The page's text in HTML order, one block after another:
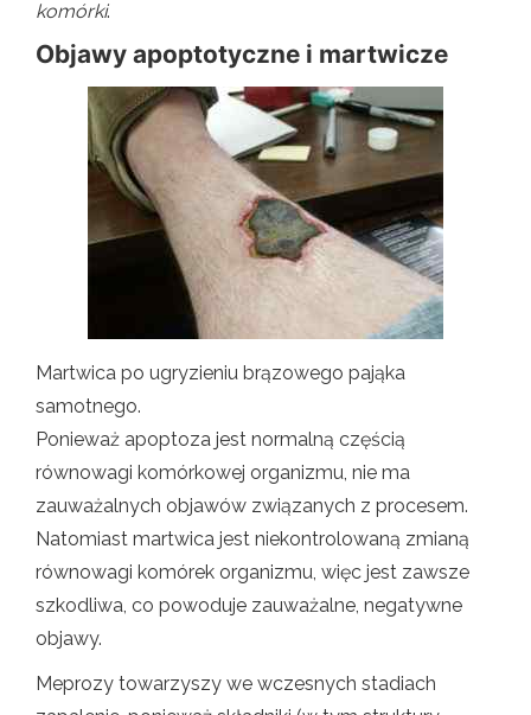
komórki.
Objawy apoptotyczne i martwicze
Martwica po ugryzieniu brązowego pająka
samotnego.
Ponieważ apoptoza jest normalną częścią
równowagi komórkowej organizmu, nie ma
zauważalnych objawów związanych z procesem.
Natomiast martwica jest niekontrolowaną zmianą
równowagi komórek organizmu, więc jest zawsze
szkodliwa, co powoduje zauważalne, negatywne
objawy.
Meprozy towarzyszy we wczesnych stadiach